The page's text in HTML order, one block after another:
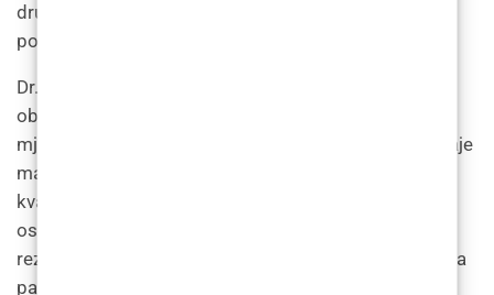
drugim nekirurškim tretmanima, kao što je Botox,
postići sveobuhvatnije pomlađivanje lica.”
Dr. Filipović također napominje kako rezultati
oblikovanja lica dermalnim filerima traju i do 18
mjeseci, a tretman je relativno brz i jednostavan te traje
manje od sat vremena. Međutim, ključno je odabrati
kvalificiranog i iskusnog pružatelja usluga kako bi se
osiguralo da je tretman siguran i učinkovit, te da su
rezultati prirodnog izgleda i proporcionalni crtama lica
pacijenta.